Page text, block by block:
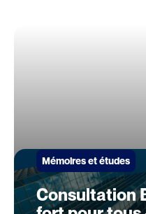
Mémoires et études
Consultation